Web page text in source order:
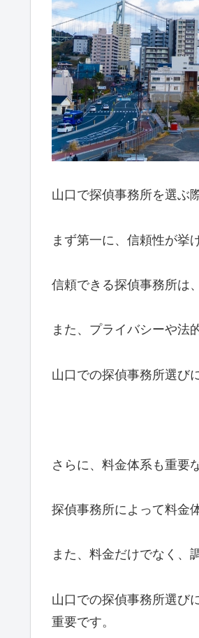
山口で探偵事務所を選ぶ
まず第一に、信頼性が挙
信頼できる探偵事務所は
また、プライバシーや法
山口での探偵事務所選び
さらに、料金体系も重要
探偵事務所によって料金
また、料金だけでなく、
山口での探偵事務所選び
重要です。